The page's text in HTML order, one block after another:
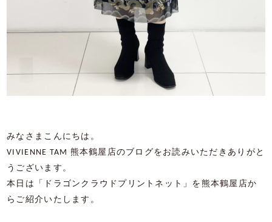
みなさまこんにちは。
VIVIENNE TAM 熊本鶴屋店のブログをお読みいただきありがと
うございます。
本日は「ドラゴンクラウドプリントネット」を熊本鶴屋店か
らご紹介いたします。